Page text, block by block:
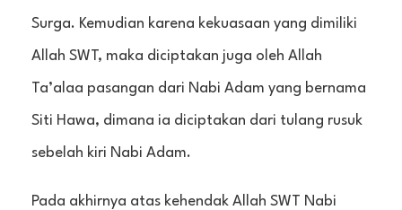
Surga. Kemudian karena kekuasaan yang dimiliki
Allah SWT, maka diciptakan juga oleh Allah
Ta’alaa pasangan dari Nabi Adam yang bernama
Siti Hawa, dimana ia diciptakan dari tulang rusuk
sebelah kiri Nabi Adam.
Pada akhirnya atas kehendak Allah SWT Nabi